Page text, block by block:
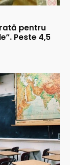
pentru
Peste 4,5